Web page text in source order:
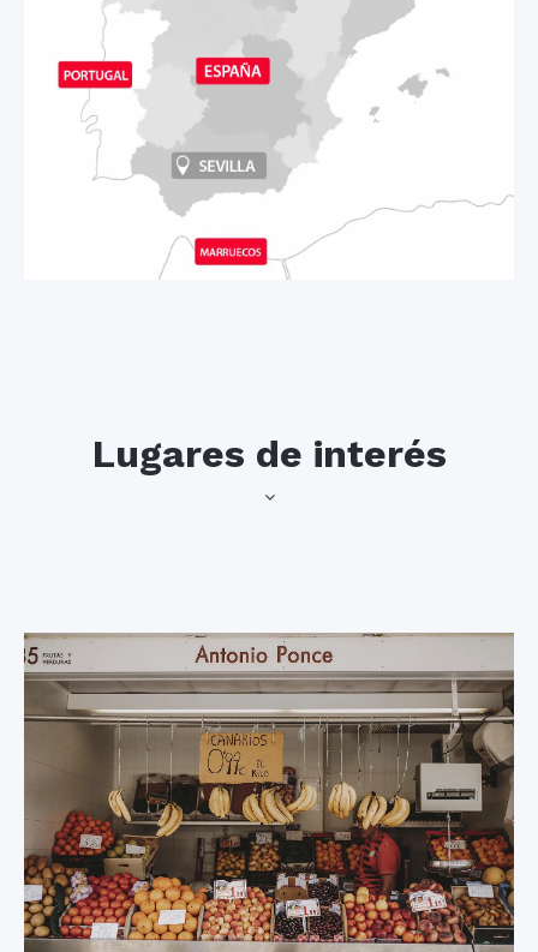
Lugares de interés
The Seville
Cathedral
La catedral gótica
más grande del
mundo se erigió en
el siglo XII: vista su
magnificencia, se
entiende
perfectamente
porque la UNESCO
sinónimo de Sevilla..
El Barrio de
Santa Cruz
Este monumento
patrimonio de la
Humanidad, del siglo
XIV, es un